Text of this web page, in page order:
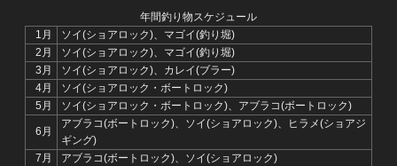
年間釣り物スケジュール
1月
ソイ(ショアロック)、マゴイ(釣り堀)
2月
ソイ(ショアロック)、マゴイ(釣り堀)
3月
ソイ(ショアロック)、カレイ(ブラー)
4月
ソイ(ショアロック・ボートロック)
5月
ソイ(ショアロック・ボートロック)、アブラコ(ボートロック)
6月
アブラコ(ボートロック)、ソイ(ショアロック)、ヒラメ(ショアジ
ギング)
7月
アブラコ(ボートロック)、ソイ(ショアロック)